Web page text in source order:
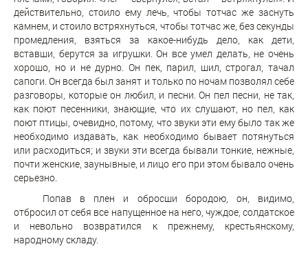
действительно, стоило ему лечь, чтобы тотчас же заснуть
камнем, и стоило встряхнуться, чтобы тотчас же, без секунды
промедления, взяться за какое-нибудь дело, как дети,
вставши, берутся за игрушки. Он все умел делать, не очень
хорошо, но и не дурно. Он пек, парил, шил, строгал, тачал
сапоги. Он всегда был занят и только по ночам позволял себе
разговоры, которые он любил, и песни. Он пел песни, не так,
как поют песенники, знающие, что их слушают, но пел, как
поют птицы, очевидно, потому, что звуки эти ему было так же
необходимо издавать, как необходимо бывает потянуться
или расходиться; и звуки эти всегда бывали тонкие, нежные,
почти женские, заунывные, и лицо его при этом бывало очень
серьезно.
Попав в плен и обросши бородою, он, видимо,
отбросил от себя все напущенное на него, чуждое, солдатское
и невольно возвратился к прежнему, крестьянскому,
народному складу.